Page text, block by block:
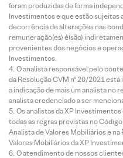
foram produzidas de forma
Investimentos e que estão sujeitas
decorrência de alterações nas
remuneração(es) é(são)
provenientes dos negócios e
Investimentos.
O analista responsável pelo
da Resolução CVM nº 20/2021
a indicação de mais um analista no
analista credenciado a ser
Os analistas da XP
todas as regras previstas no
Analista de Valores Mobiliários e
Valores Mobiliários da XP
O atendimento de nossos